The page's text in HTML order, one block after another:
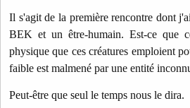
Il s'agit de la première rencontre dont
BEK et un être-humain. Est-ce que
physique que ces créatures emploient
faible est malmené par une entité
Peut-être que seul le temps nous le dira.